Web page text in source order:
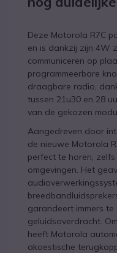
Deze Motorola R7C
en is dankzij zijn 4W
communiceren op
programmeerbare
draagbare radio,
tussen 21u30 en 28
van de gekozen
Aangedreven door
de nieuwe Motorola
perfect te horen,
omgevingen. Het
garandeert immers
geluidsoverdracht.
heeft Motorola
akoestische